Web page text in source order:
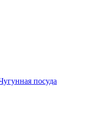
посуда